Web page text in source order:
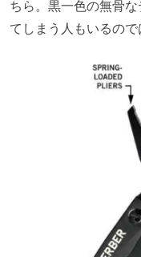
ちら。黒一色の無骨
てしまう人もいるの